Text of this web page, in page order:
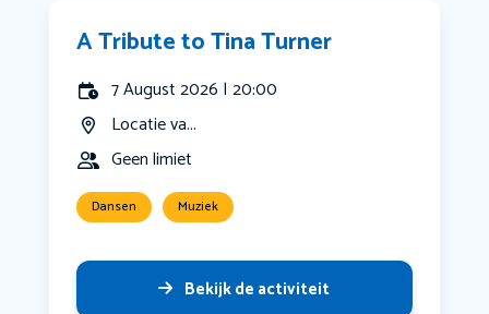
A Tribute to Tina Turner
7 August 2026 | 20:00
Locatie va...
Geen limiet
Dansen Muziek
Bekijk de activiteit